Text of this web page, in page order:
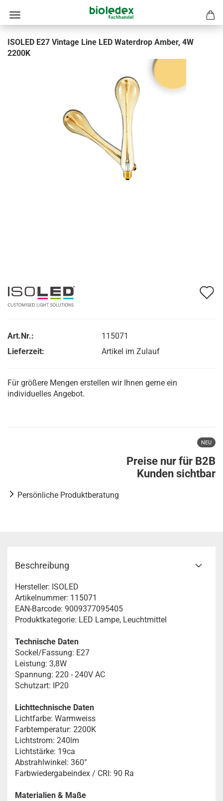
ISOLED E27 Vintage Line LED Waterdrop Amber, 4W
2200K
Art.Nr.:
115071
Lieferzeit:
Artikel im Zulauf
Für größere Mengen erstellen wir Ihnen gerne ein
individuelles Angebot.
NEU
Preise nur für B2B
Kunden sichtbar
Persönliche Produktberatung
Beschreibung
Hersteller: ISOLED
Artikelnummer: 115071
EAN-Barcode: 9009377095405
Produktkategorie: LED Lampe, Leuchtmittel
Technische Daten
Sockel/Fassung: E27
Leistung: 3,8W
Spannung: 220 - 240V AC
Schutzart: IP20
Lichttechnische Daten
Lichtfarbe: Warmweiss
Farbtemperatur: 2200K
Lichtstrom: 240lm
Lichtstärke: 19ca
Abstrahlwinkel: 360°
Farbwiedergabeindex / CRI: 90 Ra
Materialien & Maße